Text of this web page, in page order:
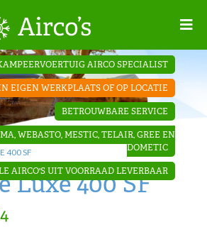
AIRCO SPECIALIST
EIGEN WERKPLAATS OF OP LOCATIE
BETROUWBARE SERVICE
WEBASTO, MESTIC, TELAIR, GREE EN
DOMETIC
AIRCO'S UIT VOORRAAD LEVERBAAR
400 SF
Luxe 400 SF